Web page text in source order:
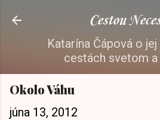
Preskočiť na
Cestou
Katarína Čápová o
cestách svetom
Okolo Váhu
júna 13, 2012